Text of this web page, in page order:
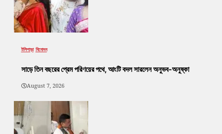
টলিপাড়া বিনোদন
সাড়ে তিন বছরের প্রেম পরিণয়ের পথে, আংটি বদল সারলেন অনুভব-অনুষ্কা
August 7, 2026